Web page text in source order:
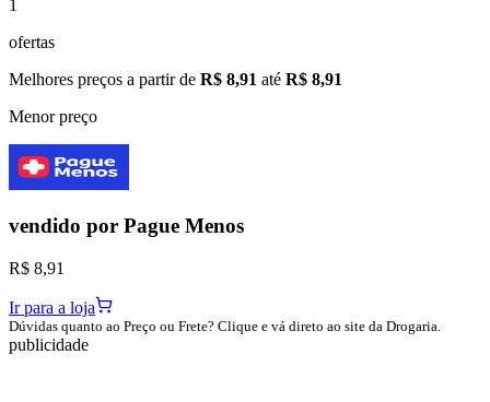
1
ofertas
Melhores preços a partir de R$ 8,91 até R$ 8,91
Menor preço
vendido por Pague Menos
R$ 8,91
Ir para a loja
Dúvidas quanto ao Preço ou Frete? Clique e vá direto ao site da Drogaria.
publicidade